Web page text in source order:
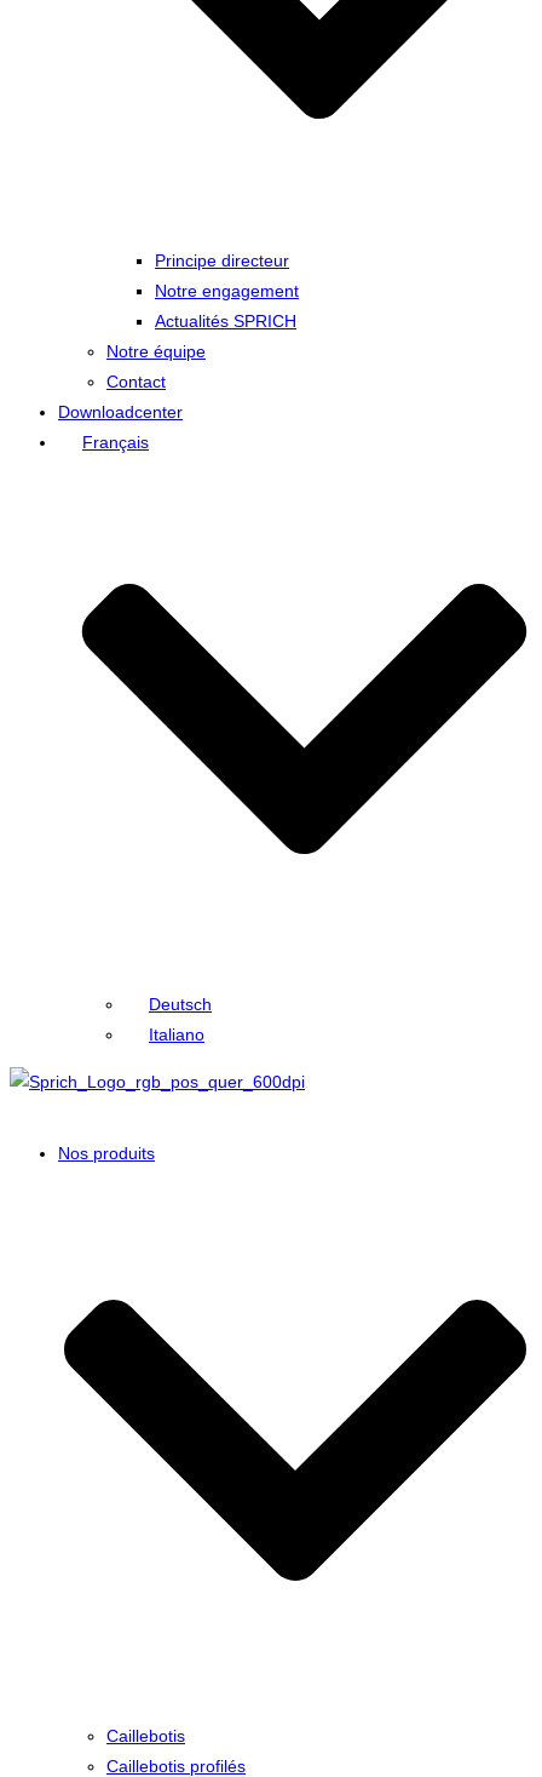
Principe directeur
Notre engagement
Actualités SPRICH
Notre équipe
Contact
Downloadcenter
Français
Deutsch
Italiano
Nos produits
Caillebotis
Caillebotis profilés